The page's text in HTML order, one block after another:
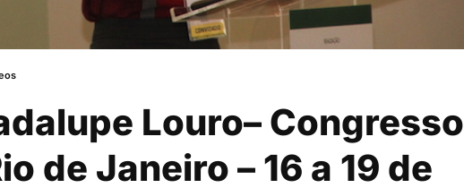
Louro– Congresso
de Janeiro – 16 a 19 de